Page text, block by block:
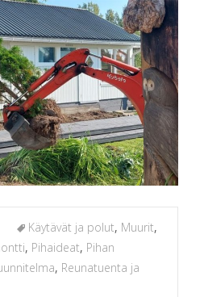
Käytävät ja polut, Muurit,
, Pihaideat, Pihan
, Reunatuenta ja